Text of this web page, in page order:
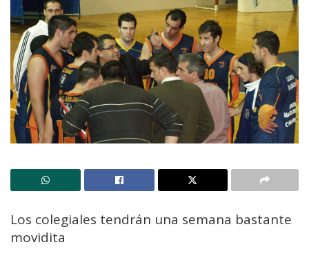
Los colegiales tendrán una semana bastante
movidita